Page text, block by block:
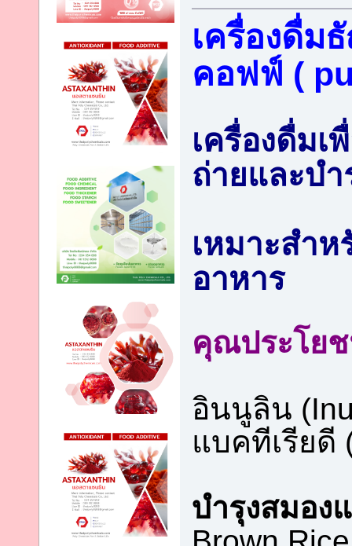
เครื่องดื่ม
คอฟฟ์ (
เครื่องดื่ม
ถ่ายและบ
เหมาะสำ
อาหาร
คุณประโย
อินนูลิน
แบคทีเรียดี
บำรุงสมอง